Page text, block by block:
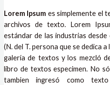
Lorem Ipsum es simplemente el
archivos de texto. Lorem
estándar de las industrias
(N. del T. persona que se dedica
galería de textos y los mezcló
libro de textos especimen. No
tambien ingresó como